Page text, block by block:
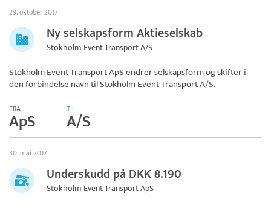
29. oktober 2017
Ny selskapsform Aktieselskab
Stokholm Event Transport A/S
Stokholm Event Transport ApS endrer selskapsform og skifter i
den forbindelse navn tilStokholm Event Transport A/S.
FRA
ApS TIL
A/S
30. mai 2017
Underskudd på DKK 8.190
Stokholm Event Transport ApS